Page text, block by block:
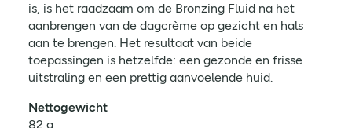
is, is het raadzaam om de Bronzing Fluid na het
aanbrengen van de dagcrème op gezicht en hals
aan te brengen. Het resultaat van beide
toepassingen is hetzelfde: een gezonde en frisse
uitstraling en een prettig aanvoelende huid.
Nettogewicht
82 g